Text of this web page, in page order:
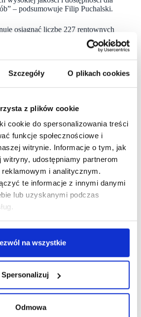
Szczegóły O plikach cookies
z plików cookie
cookie do spersonalizowania treści
funkcje społecznościowe i
witrynie. Informacje o tym, jak
udostępniamy partnerom
reklamowym i analitycznym.
te informacje z innymi danymi
lub uzyskanymi podczas
na wszystkie
Spersonalizuj
Odmowa
– podsumowuje Filip Puchalski.
osiągnąć liczbę 227 rentownych
bardziej umocni sieć
rynku fitness w Polsce.
Xtreme Fitness Gyms. Xtreme
rozwijająca się sieć klubów
modelu franczyzowym. Na czele
Łukasz Dojka, Chairman of the
klub fitness otworzył w Tarnowie
sprawuje James Cotton.
szyldem ponad 100 obiektów.
150 franczyzobiorcami. Jej celem
klubów do końca 2027 r.
wpisuje się aktywizacja
oraz rozszerzanie
aktywności fizycznej
psychiczny.
klubowiczom nielimitowany
opiekę Instruktora Klubu,
aplikację na telefon i platformę
koncepty treningowe oraz sprzęt
producentów. Wysoka jakość
tytuł Dobra Marka 2023
badań konsumenckich
Badań i Analiz Rynku Grupy
Polskiej Organizacji